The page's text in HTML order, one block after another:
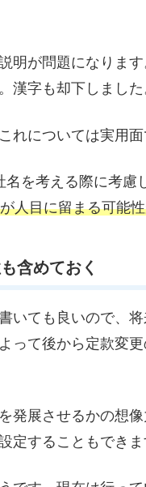
明が問題になりま
漢字も却下しました
れについては実用面
を考える際に考
人目に留まる可能
含めておく
いても良いので、
って後から定款変
発展させるかの想
定することもできま